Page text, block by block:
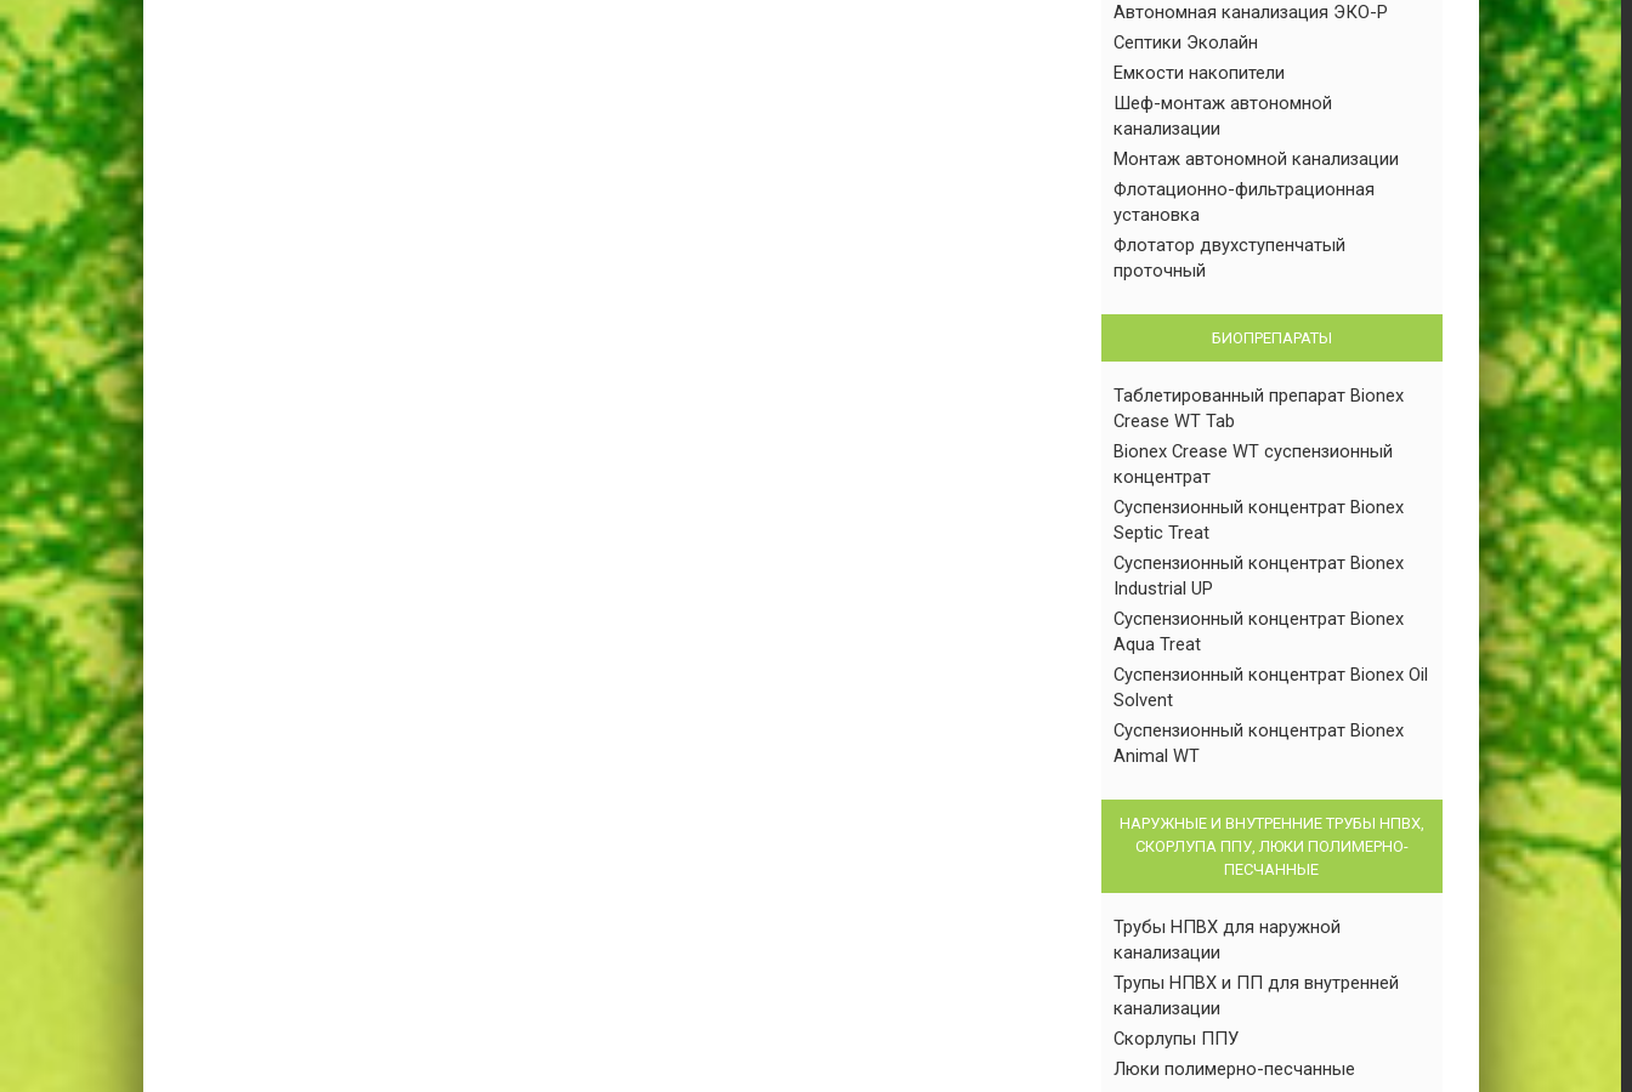
Автономная канализация ЭКО-Р
Септики Эколайн
Емкости накопители
Шеф-монтаж автономной
канализации
Монтаж автономной канализации
Флотационно-фильтрационная
установка
Флотатор двухступенчатый
проточный
БИОПРЕПАРАТЫ
Таблетированный препарат Bionex
Crease WT Tab
Bionex Crease WT суспензионный
концентрат
Суспензионный концентрат Bionex
Septic Treat
Суспензионный концентрат Bionex
Industrial UP
Суспензионный концентрат Bionex
Aqua Treat
Суспензионный концентрат Bionex Oil
Solvent
Суспензионный концентрат Bionex
Animal WT
НАРУЖНЫЕ И ВНУТРЕННИЕ ТРУБЫ НПВХ,
СКОРЛУПА ППУ, ЛЮКИ ПОЛИМЕРНО-
ПЕСЧАННЫЕ
Трубы НПВХ для наружной
канализации
Трупы НПВХ и ПП для внутренней
канализации
Скорлупы ППУ
Люки полимерно-песчанные